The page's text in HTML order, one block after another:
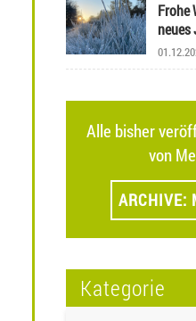
Frohe
neues
Alle bisher
von
ARCHIVE:
Kategorie